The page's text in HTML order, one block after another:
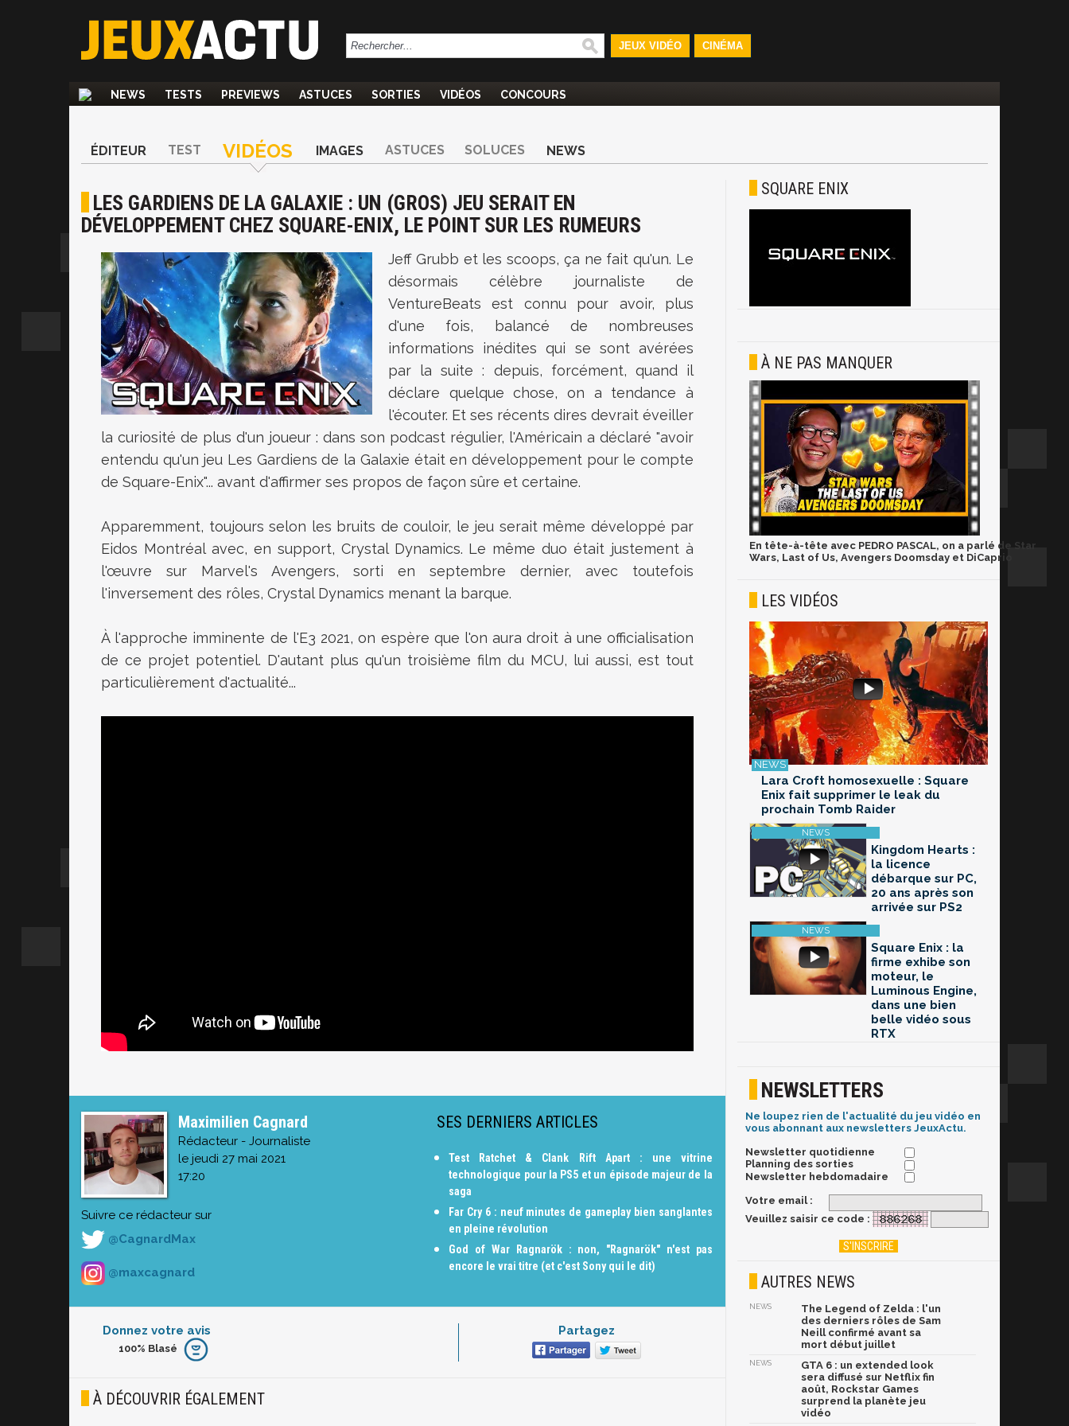
JEUX VIDÉO CINÉMA
NEWS TESTS PREVIEWS ASTUCES SORTIES VIDÉOS CONCOURS
ÉDITEUR TEST VIDÉOS IMAGES ASTUCES SOLUCES NEWS
LES GARDIENS DE LA GALAXIE : UN (GROS) JEU SERAIT EN
DÉVELOPPEMENT CHEZ SQUARE-ENIX, LE POINT SUR LES RUMEURS
Jeff Grubb et les scoops, ça ne fait qu'un. Le
désormais célèbre journaliste de
VentureBeats est connu pour avoir, plus
d'une fois, balancé de nombreuses
informations inédites qui se sont avérées
par la suite : depuis, forcément, quand il
déclare quelque chose, on a tendance à
l'écouter. Et ses récents dires devrait éveiller
la curiosité de plus d'un joueur : dans son podcast régulier, l'Américain a déclaré "avoir
entendu qu'un jeu Les Gardiens de la Galaxie était en développement pour le compte
de Square-Enix"... avant d'affirmer ses propos de façon sûre et certaine.
Apparemment, toujours selon les bruits de couloir, le jeu serait même développé par
Eidos Montréal avec, en support, Crystal Dynamics. Le même duo était justement à
l'œuvre sur Marvel's Avengers, sorti en septembre dernier, avec toutefois
l'inversement des rôles, Crystal Dynamics menant la barque.
À l'approche imminente de l'E3 2021, on espère que l'on aura droit à une officialisation
de ce projet potentiel. D'autant plus qu'un troisième film du MCU, lui aussi, est tout
particulièrement d'actualité...
Maximilien Cagnard
Rédacteur - Journaliste
le jeudi 27 mai 2021
17:20
Suivre ce rédacteur sur
@CagnardMax
@maxcagnard
SES DERNIERS ARTICLES
Test Ratchet & Clank Rift Apart : une vitrine
technologique pour la PS5 et un épisode majeur de la
saga
Far Cry 6 : neuf minutes de gameplay bien sanglantes
en pleine révolution
God of War Ragnarök : non, "Ragnarök" n'est pas
encore le vrai titre (et c'est Sony qui le dit)
Donnez votre avis
Furieux
100% Blasé
Partagez
À DÉCOUVRIR ÉGALEMENT
SQUARE ENIX
À NE PAS MANQUER
En tête-à-tête avec PEDRO PASCAL, on a parlé de Star
Wars, Last of Us, Avengers Doomsday et DiCaprio
LES VIDÉOS
Lara Croft homosexuelle : Square
Enix fait supprimer le leak du
prochain Tomb Raider
Kingdom Hearts :
la licence
débarque sur PC,
20 ans après son
arrivée sur PS2
Square Enix : la
firme exhibe son
moteur, le
Luminous Engine,
dans une bien
belle vidéo sous
RTX
NEWSLETTERS
Ne loupez rien de l'actualité du jeu vidéo en
vous abonnant aux newsletters JeuxActu.
Newsletter quotidienne
Planning des sorties
Newsletter hebdomadaire
Votre email :
Veuillez saisir ce code :
AUTRES NEWS
NEWS
The Legend of Zelda : l'un
des derniers rôles de Sam
Neill confirmé avant sa
mort début juillet
NEWS
GTA 6 : un extended look
sera diffusé sur Netflix fin
août, Rockstar Games
surprend la planète jeu
vidéo